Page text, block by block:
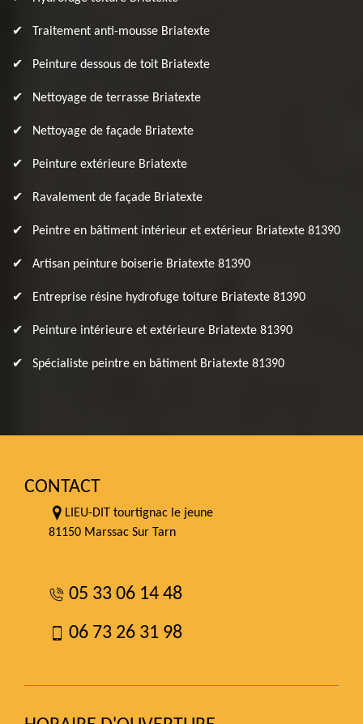
Traitement anti-mousse Briatexte
Peinture dessous de toit Briatexte
Nettoyage de terrasse Briatexte
Nettoyage de façade Briatexte
Peinture extérieure Briatexte
Ravalement de façade Briatexte
Peintre en bâtiment intérieur et extérieur Briatexte 81390
Artisan peinture boiserie Briatexte 81390
Entreprise résine hydrofuge toiture Briatexte 81390
Peinture intérieure et extérieure Briatexte 81390
Spécialiste peintre en bâtiment Briatexte 81390
CONTACT
LIEU-DIT tourtignac le jeune
81150 Marssac Sur Tarn
05 33 06 14 48
06 73 26 31 98